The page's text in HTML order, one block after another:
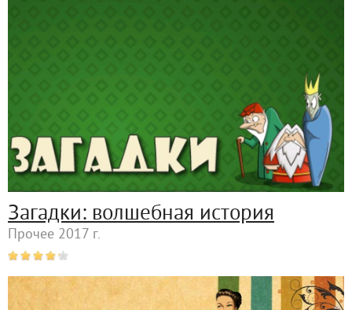
Загадки: волшебная история
Прочее 2017 г.